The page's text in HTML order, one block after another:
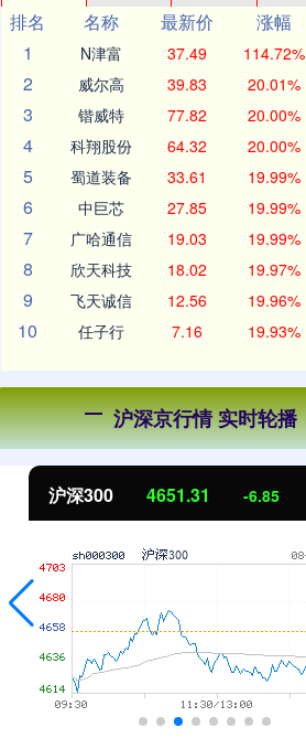
排名
名称 最新价 涨幅
1
N津富 37.49 114.72%
2 威尔高 39.83 20.01%
3 锴威特 77.82 20.00%
4 科翔股份 64.32 20.00%
5 蜀道装备 33.61 19.99%
6 中巨芯 27.85 19.99%
7 广哈通信 19.03 19.99%
8 欣天科技 18.02 19.97%
9 飞天诚信 12.56 19.96%
10 任子行 7.16 19.93%
沪深京行情 实时轮播
北证50 1122.88 3.42